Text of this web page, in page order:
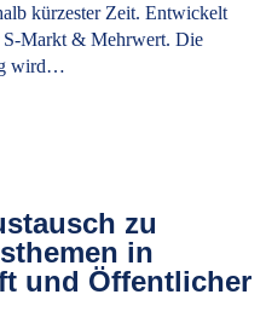
kürzester Zeit. Entwickelt
S-Markt & Mehrwert. Die
wird…
zu
in
und Öffentlicher